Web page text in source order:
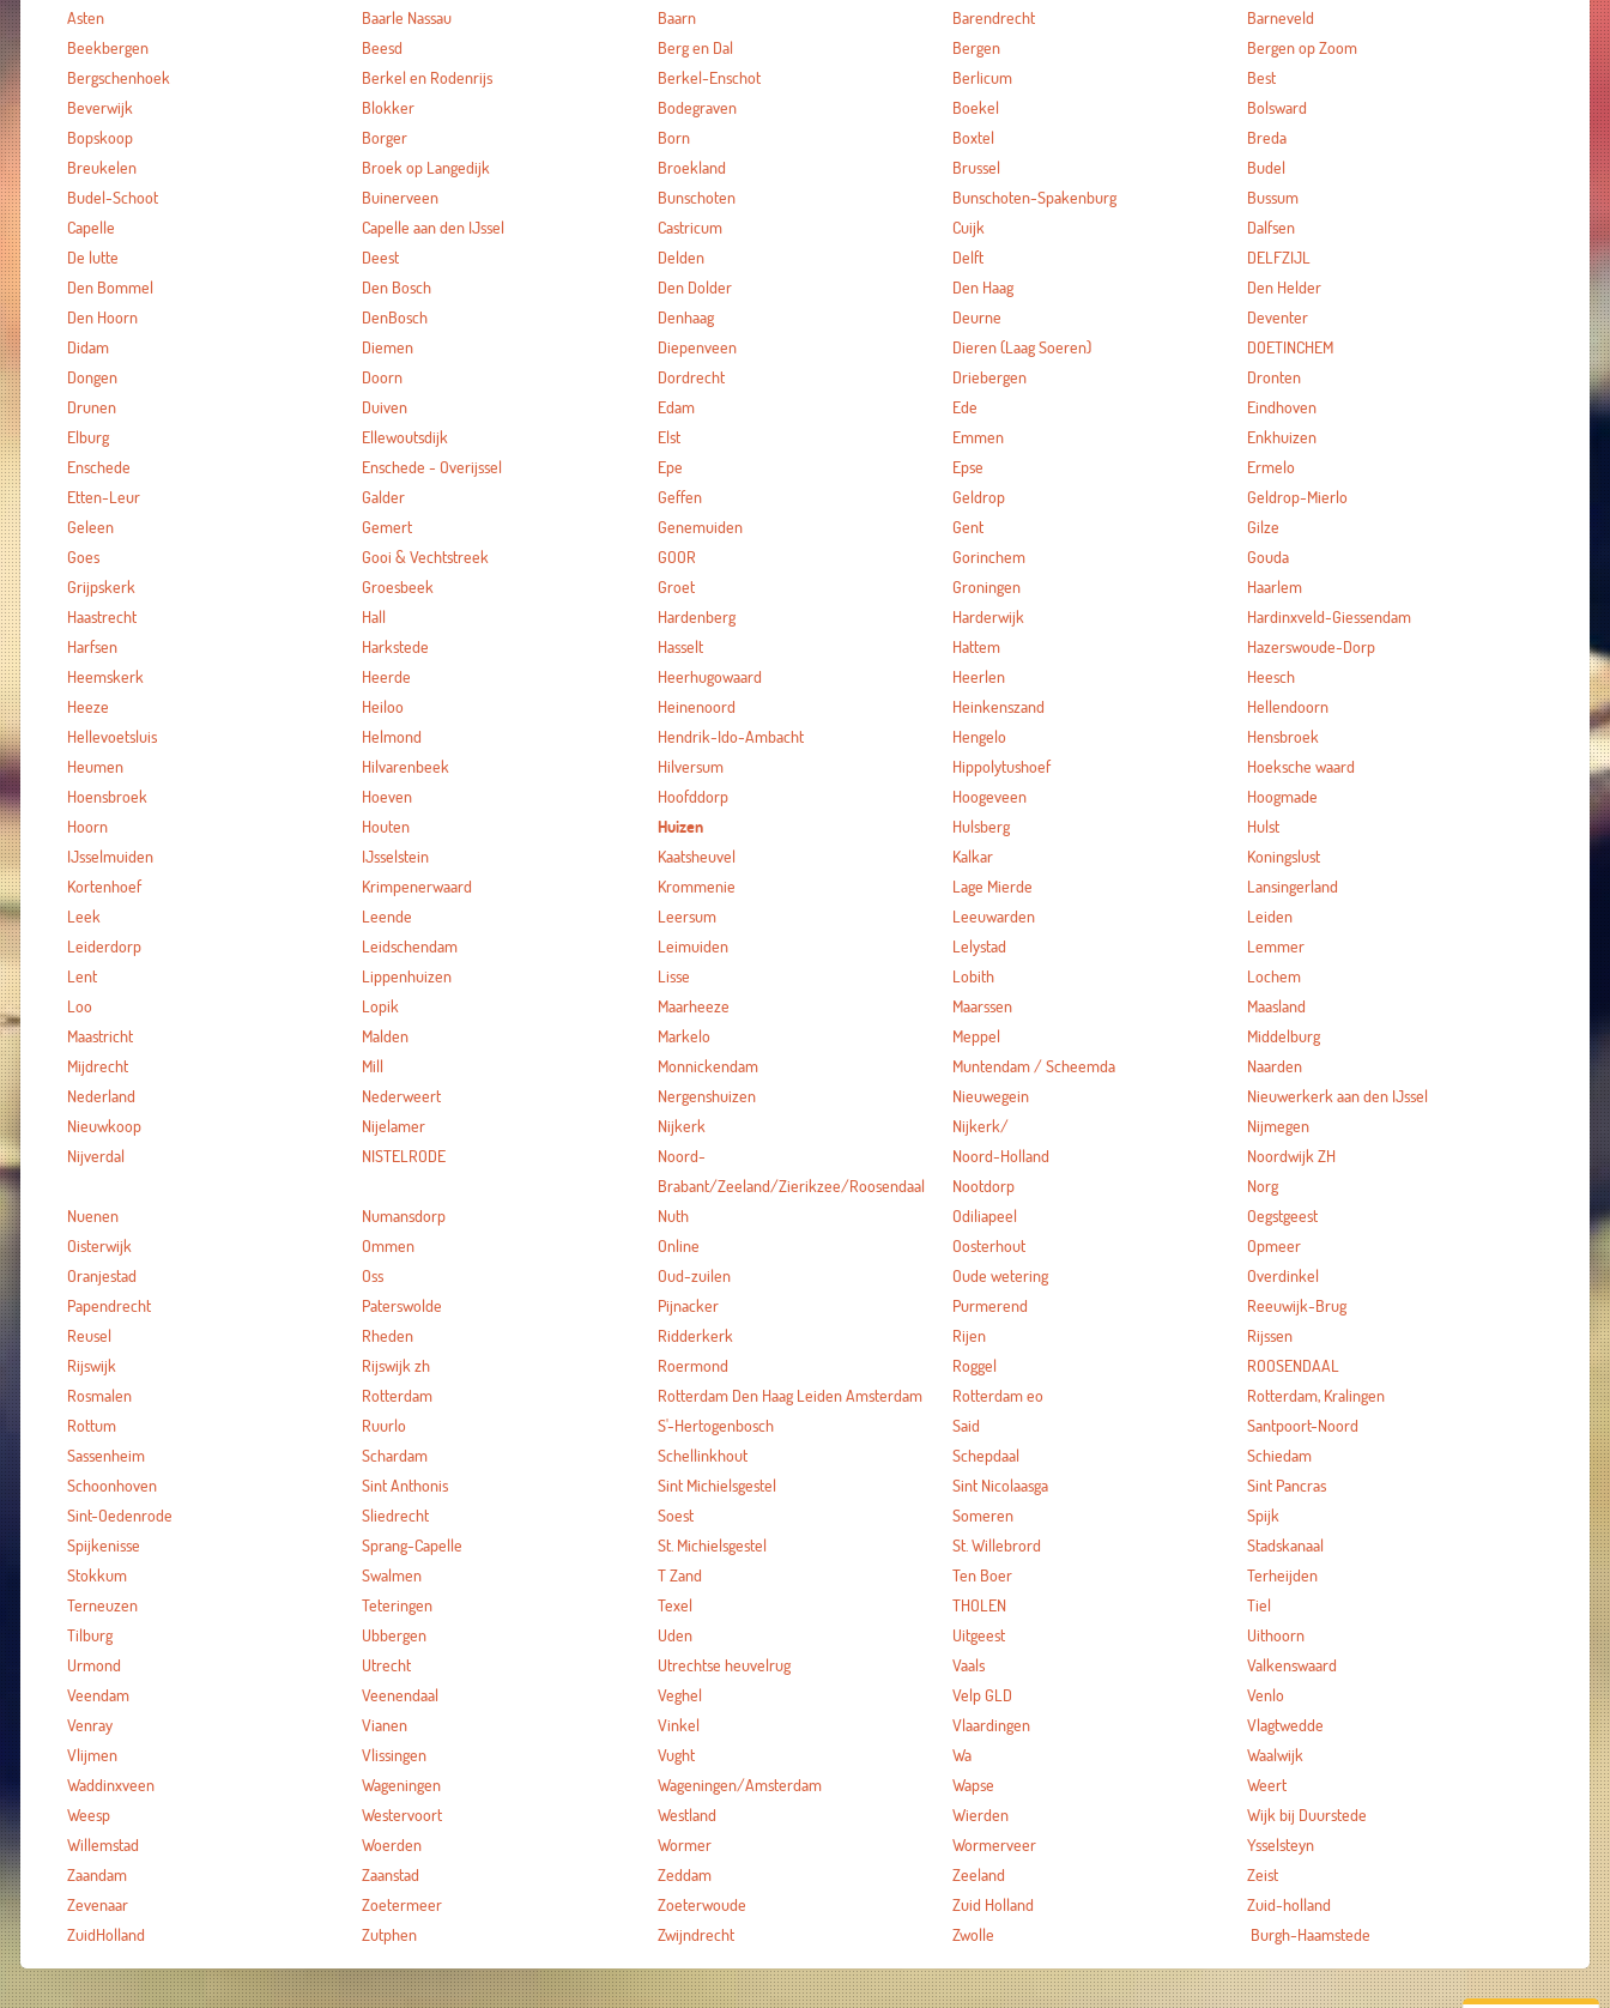
Asten
Baarle Nassau Baarn Barendrecht
Barneveld
Beekbergen
Beesd Berg en Dal Bergen
Bergen op Zoom
Bergschenhoek
Berkel en Rodenrijs Berkel-Enschot Berlicum
Best
Beverwijk
Blokker Bodegraven Boekel
Bolsward
Bopskoop
Borger Born Boxtel
Breda
Breukelen
Broek op Langedijk Broekland Brussel
Budel
Budel-Schoot
Buinerveen Bunschoten Bunschoten-Spakenburg
Bussum
Capelle
Capelle aan den IJssel Castricum Cuijk
Dalfsen
De lutte
Deest Delden Delft
DELFZIJL
Den Bommel
Den Bosch Den Dolder Den Haag
Den Helder
Den Hoorn
DenBosch Denhaag Deurne
Deventer
Didam
Diemen Diepenveen Dieren (Laag Soeren)
DOETINCHEM
Dongen
Doorn Dordrecht Driebergen
Dronten
Drunen
Duiven Edam Ede
Eindhoven
Elburg
Ellewoutsdijk Elst Emmen
Enkhuizen
Enschede
Enschede - Overijssel Epe Epse
Ermelo
Etten-Leur
Galder Geffen Geldrop
Geldrop-Mierlo
Geleen
Gemert Genemuiden Gent
Gilze
Goes
Gooi & Vechtstreek GOOR Gorinchem
Gouda
Grijpskerk
Groesbeek Groet Groningen
Haarlem
Haastrecht
Hall Hardenberg Harderwijk
Hardinxveld-Giessendam
Harfsen
Harkstede Hasselt Hattem
Hazerswoude-Dorp
Heemskerk
Heerde Heerhugowaard Heerlen
Heesch
Heeze
Heiloo Heinenoord Heinkenszand
Hellendoorn
Hellevoetsluis
Helmond Hendrik-Ido-Ambacht Hengelo
Hensbroek
Heumen
Hilvarenbeek Hilversum Hippolytushoef
Hoeksche waard
Hoensbroek
Hoeven Hoofddorp Hoogeveen
Hoogmade
Hoorn
Houten Huizen Hulsberg
Hulst
IJsselmuiden
IJsselstein Kaatsheuvel Kalkar
Koningslust
Kortenhoef
Krimpenerwaard Krommenie Lage Mierde
Lansingerland
Leek
Leende Leersum Leeuwarden
Leiden
Leiderdorp
Leidschendam Leimuiden Lelystad
Lemmer
Lent
Lippenhuizen Lisse Lobith
Lochem
Loo
Lopik Maarheeze Maarssen
Maasland
Maastricht
Malden Markelo Meppel
Middelburg
Mijdrecht
Mill Monnickendam Muntendam / Scheemda
Naarden
Nederland
Nederweert Nergenshuizen Nieuwegein
Nieuwerkerk aan den IJssel
Nieuwkoop
Nijelamer Nijkerk Nijkerk/
Nijmegen
Nijverdal
NISTELRODE
Noord-
Brabant/Zeeland/Zierikzee/Roosendaal
Noord-Holland
Noordwijk ZH
Nootdorp
Norg
Nuenen
Numansdorp Nuth Odiliapeel
Oegstgeest
Oisterwijk
Ommen Online Oosterhout
Opmeer
Oranjestad
Oss Oud-zuilen Oude wetering
Overdinkel
Papendrecht
Paterswolde Pijnacker Purmerend
Reeuwijk-Brug
Reusel
Rheden Ridderkerk Rijen
Rijssen
Rijswijk
Rijswijk zh Roermond Roggel
ROOSENDAAL
Rosmalen
Rotterdam Rotterdam Den Haag Leiden Amsterdam Rotterdam eo
Rotterdam, Kralingen
Rottum
Ruurlo S'-Hertogenbosch Said
Santpoort-Noord
Sassenheim
Schardam Schellinkhout Schepdaal
Schiedam
Schoonhoven
Sint Anthonis Sint Michielsgestel Sint Nicolaasga
Sint Pancras
Sint-Oedenrode
Sliedrecht Soest Someren
Spijk
Spijkenisse
Sprang-Capelle St. Michielsgestel St. Willebrord
Stadskanaal
Stokkum
Swalmen T Zand Ten Boer
Terheijden
Terneuzen
Teteringen Texel THOLEN
Tiel
Tilburg
Ubbergen Uden Uitgeest
Uithoorn
Urmond
Utrecht Utrechtse heuvelrug Vaals
Valkenswaard
Veendam
Veenendaal Veghel Velp GLD
Venlo
Venray
Vianen Vinkel Vlaardingen
Vlagtwedde
Vlijmen
Vlissingen Vught Wa
Waalwijk
Waddinxveen
Wageningen Wageningen/Amsterdam Wapse
Weert
Weesp
Westervoort Westland Wierden
Wijk bij Duurstede
Willemstad
Woerden Wormer Wormerveer
Ysselsteyn
Zaandam
Zaanstad Zeddam Zeeland
Zeist
Zevenaar
Zoetermeer Zoeterwoude Zuid Holland
Zuid-holland
ZuidHolland
Zutphen Zwijndrecht Zwolle Burgh-Haamstede